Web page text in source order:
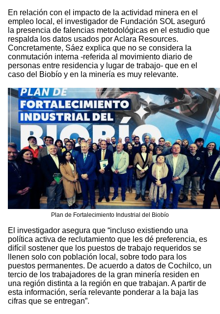
En relación con el impacto de la actividad minera en el
empleo local, el investigador de Fundación SOL aseguró
la presencia de falencias metodológicas en el estudio que
respalda los datos usados por Aclara Resources.
Concretamente, Sáez explica que no se considera la
conmutación interna -referida al movimiento diario de
personas entre residencia y lugar de trabajo- que en el
caso del Biobío y en la minería es muy relevante.
Plan de Fortalecimiento Industrial del Biobío
El investigador asegura que “incluso existiendo una
política activa de reclutamiento que les dé preferencia, es
difícil sostener que los puestos de trabajo requeridos se
llenen solo con población local, sobre todo para los
puestos permanentes. De acuerdo a datos de Cochilco, un
tercio de los trabajadores de la gran minería residen en
una región distinta a la región en que trabajan. A partir de
esta información, sería relevante ponderar a la baja las
cifras que se entregan”.